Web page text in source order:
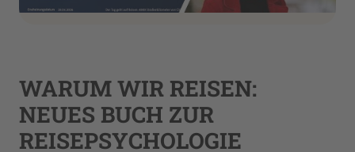
WARUM WIR REISEN:
NEUES BUCH ZUR
REISEPSYCHOLOGIE